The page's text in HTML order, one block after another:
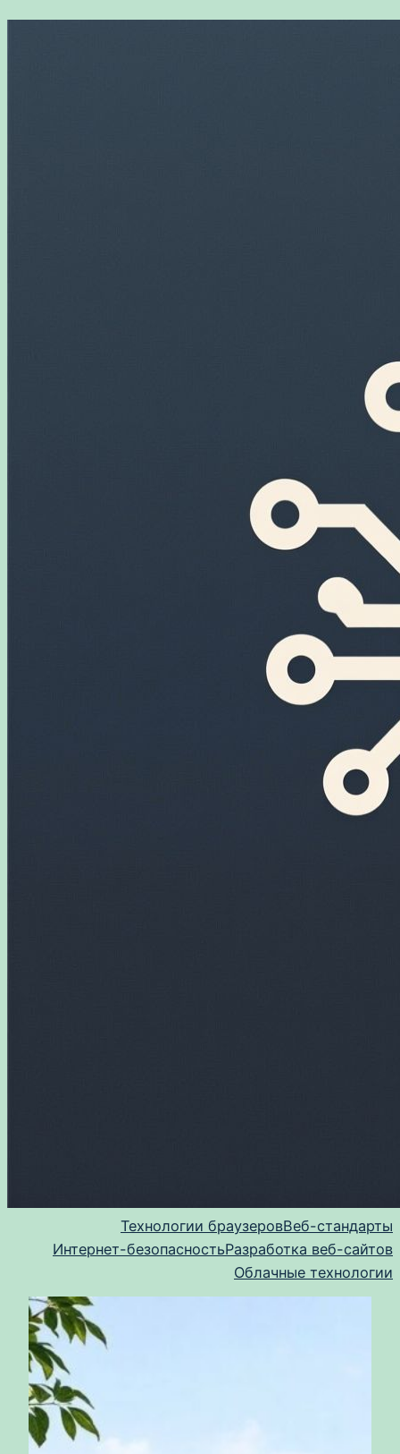
Перейти
Технологии браузеровВеб-стандарты
Интернет-безопасностьРазработка веб-сайтов
Облачные технологии